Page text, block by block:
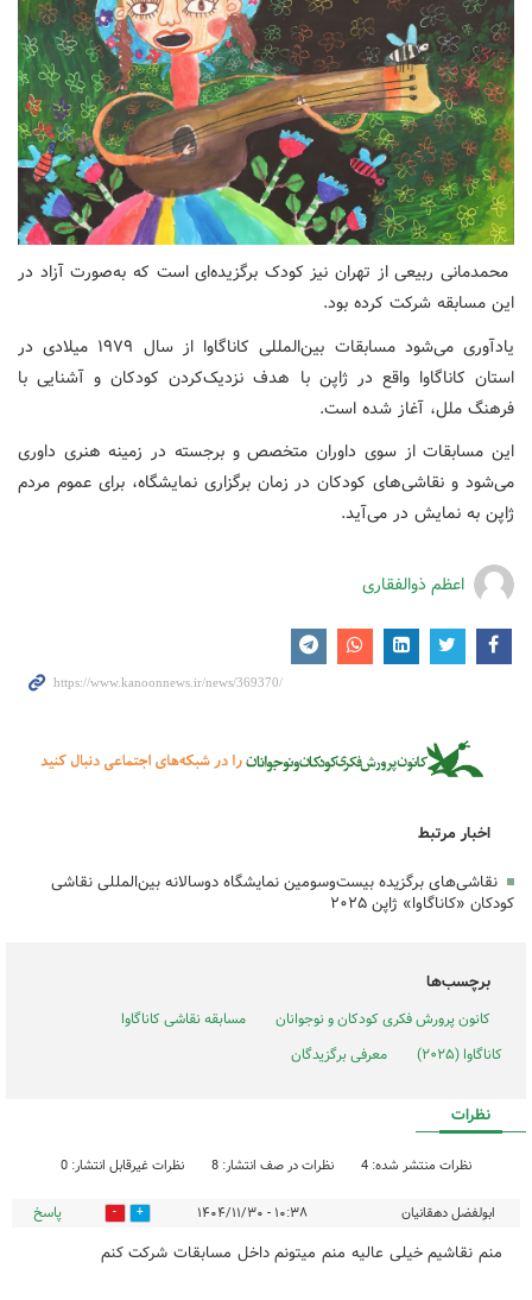
محمدمانی ربیعی از تهران نیز کودک برگزیده‌ای است که به‌صورت آزاد در
این مسابقه شرکت کرده بود.
یادآوری می‌شود مسابقات بین‌المللی کاناگاوا از سال ۱۹۷۹ میلادی در
استان کاناگاوا واقع در ژاپن با هدف نزدیک‌کردن کودکان و آشنایی با
فرهنگ ملل، آغاز شده است.
این مسابقات از سوی داوران متخصص و برجسته در زمینه هنری داوری
می‌شود و نقاشی‌های کودکان در زمان برگزاری نمایشگاه، برای عموم مردم
ژاپن به نمایش در می‌آید.
اعظم ذوالفقاری
اخبار مرتبط
نقاشی‌های برگزیده بیست‌وسومین نمایشگاه دوسالانه بین‌المللی نقاشی
کودکان «کاناگاوا» ژاپن ۲۰۲۵
برچسب‌ها
کانون پرورش فکری کودکان و نوجوانان
مسابقه نقاشی کاناگاوا
کاناگاوا (۲۰۲۵)
معرفی برگزیدگان
نظرات
نظرات منتشر شده: 4 نظرات در صف انتشار: 8 نظرات غیرقابل انتشار: 0
ابولفضل دهقانیان ۱۰:۳۸ - ۱۴۰۴/۱۱/۳۰ 2 پاسخ
منم نقاشیم خیلی عالیه منم میتونم داخل مسابقات شرکت کنم